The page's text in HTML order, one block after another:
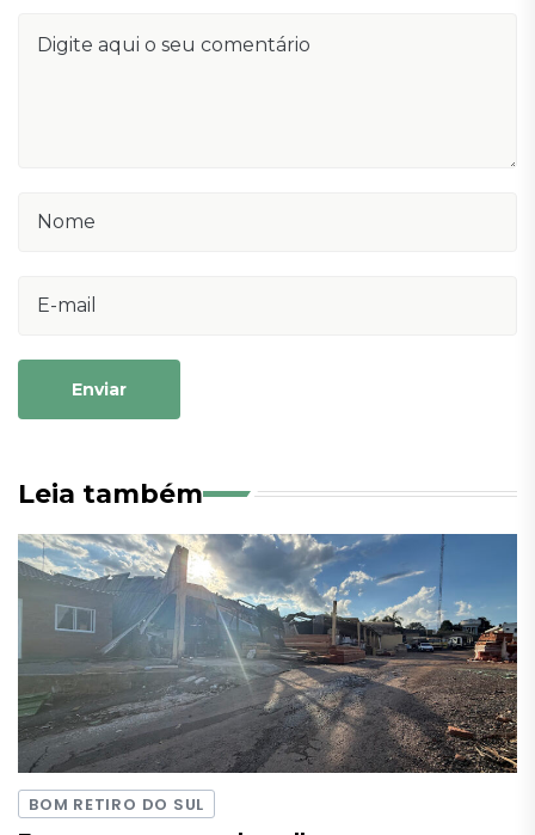
Enviar
Leia também
BOM RETIRO DO SUL